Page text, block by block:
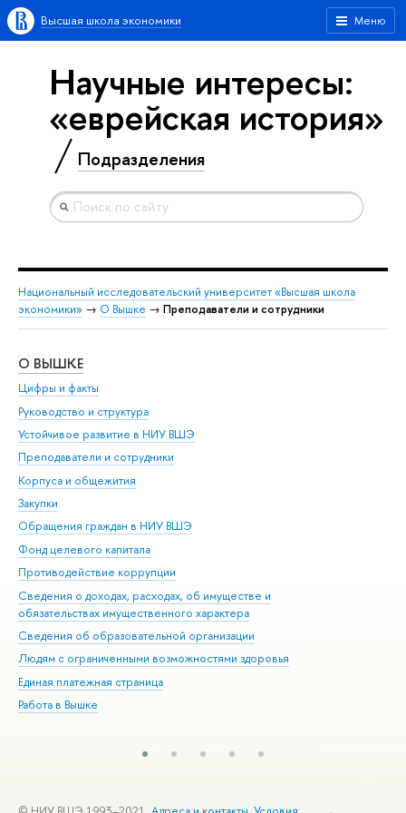
Меню
Высшая школа экономики
Научные интересы:
«еврейская история»
Подразделения
Национальный исследовательский университет «Высшая школа
экономики» → О Вышке → Преподаватели и сотрудники
О ВЫШКЕ
Цифры и факты
Руководство и структура
Устойчивое развитие в НИУ ВШЭ
Преподаватели и сотрудники
Корпуса и общежития
Закупки
Обращения граждан в НИУ ВШЭ
Фонд целевого капитала
Противодействие коррупции
Сведения о доходах, расходах, об имуществе и
обязательствах имущественного характера
Сведения об образовательной организации
Людям с ограниченными возможностями здоровья
Единая платежная страница
Работа в Вышке